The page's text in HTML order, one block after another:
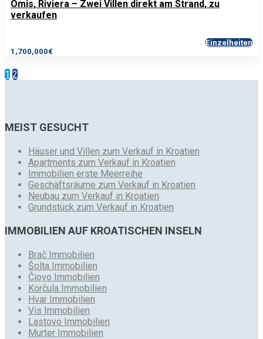
Omis, Riviera – Zwei Villen direkt am Strand, zu
verkaufen
1,700,000€
Einzelheiten
1 2
MEIST GESUCHT
Häuser und Villen zum Verkauf in Kroatien
Apartments zum Verkauf in Kroatien
Immobilien erste Meerreihe
Geschäftsräume zum Verkauf in Kroatien
Neubau zum Verkauf in Kroatien
Grundstück zum Verkauf in Kroatien
IMMOBILIEN AUF KROATISCHEN INSELN
Brač Immobilien
Šolta Immobilien
Čiovo Immobilien
Korčula Immobilien
Hvar Immobilien
Vis Immobilien
Lastovo Immobilien
Murter Immobilien